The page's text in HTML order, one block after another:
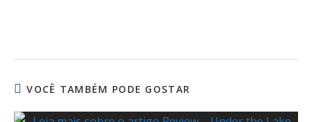
VOCÊ TAMBÉM PODE GOSTAR